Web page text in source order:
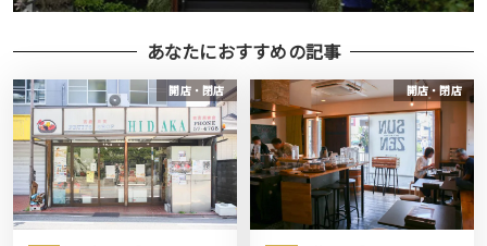
あなたにおすすめの記事
開店・閉店 開店・閉店